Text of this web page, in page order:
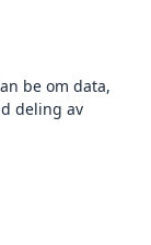
be om data,
deling av